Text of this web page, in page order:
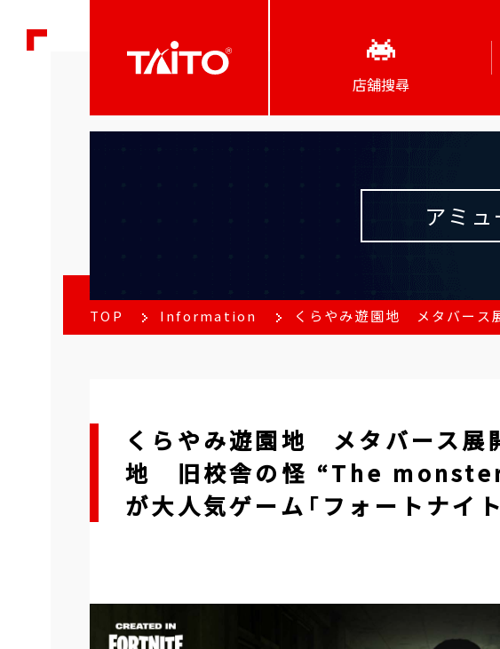
店舖搜尋
アミ
TOP Information くらやみ遊園地 メタバー
くらやみ遊園地 メタバース展
地 旧校舎の怪 “The
が大人気ゲーム「フォートナイ